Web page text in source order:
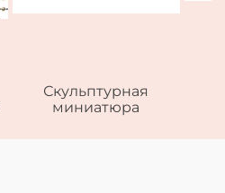
Скульптурная
миниатюра